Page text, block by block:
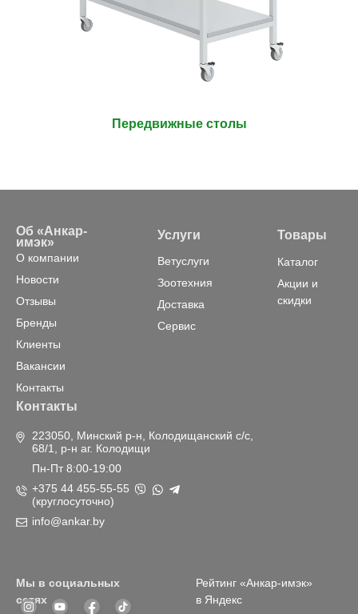
Передвижные столы
Об «Анкар-
имэк»
О компании
Новости
Отзывы
Бренды
Клиенты
Вакансии
Контакты
Услуги
Ветуслуги
Доставка
Сервис
Зоотехния
Товары
Каталог
Акции и
скидки
Контакты
223050, Минский р-н, Колодищанский с/с,
68/1, р-н аг. Колодищи
Пн-Пт 8:00-19:00
+375 44 455-55-55
(круглосуточно)
info@ankar.by
Мы в социальных
сетях
Рейтинг «Анкар-имэк»
в Яндекс